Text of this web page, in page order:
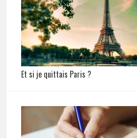
Et si je quittais Paris ?